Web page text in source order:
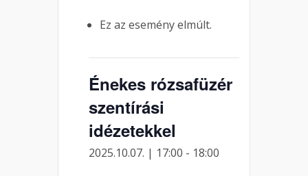
Ez az esemény elmúlt.
Énekes rózsafüzér
szentírási
idézetekkel
2025.10.07. | 17:00 - 18:00